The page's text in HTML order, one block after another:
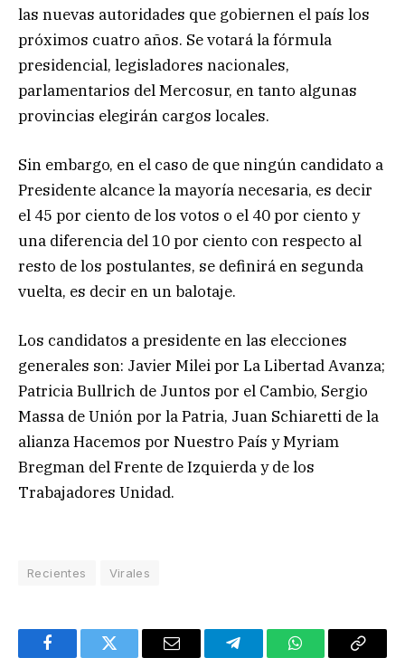
las nuevas autoridades que gobiernen el país los
próximos cuatro años. Se votará la fórmula
presidencial, legisladores nacionales,
parlamentarios del Mercosur, en tanto algunas
provincias elegirán cargos locales.
Sin embargo, en el caso de que ningún candidato a
Presidente alcance la mayoría necesaria, es decir
el 45 por ciento de los votos o el 40 por ciento y
una diferencia del 10 por ciento con respecto al
resto de los postulantes, se definirá en segunda
vuelta, es decir en un balotaje.
Los candidatos a presidente en las elecciones
generales son: Javier Milei por La Libertad Avanza;
Patricia Bullrich de Juntos por el Cambio, Sergio
Massa de Unión por la Patria, Juan Schiaretti de la
alianza Hacemos por Nuestro País y Myriam
Bregman del Frente de Izquierda y de los
Trabajadores Unidad.
Recientes Virales